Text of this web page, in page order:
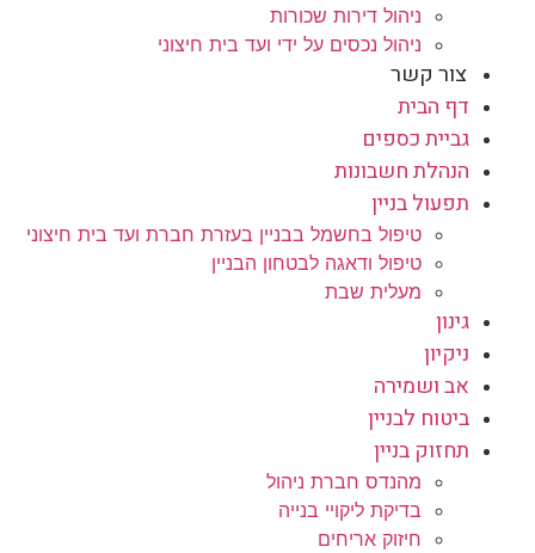
ניהול דירות שכורות
ניהול נכסים על ידי ועד בית חיצוני
צור קשר
דף הבית
גביית כספים
הנהלת חשבונות
תפעול בניין
טיפול בחשמל בבניין בעזרת חברת ועד בית חיצוני
טיפול ודאגה לבטחון הבניין
מעלית שבת
גינון
ניקיון
אב ושמירה
ביטוח לבניין
תחזוק בניין
מהנדס חברת ניהול
בדיקת ליקויי בנייה
חיזוק אריחים